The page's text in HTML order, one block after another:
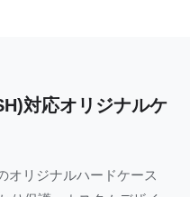
対応オリジナルケ
オリジナルハードケース